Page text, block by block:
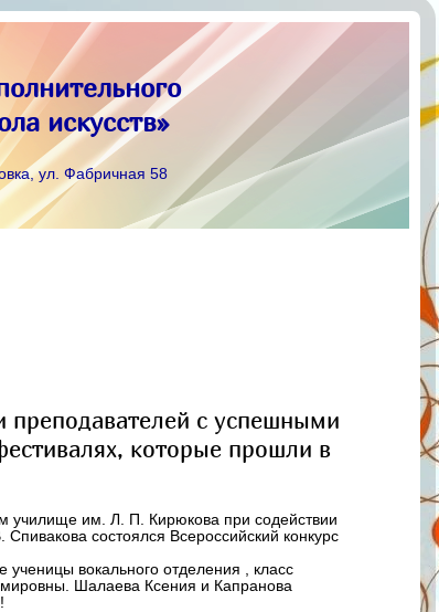
искусств»
ул. Фабричная 58
преподавателей с успешными
которые прошли в
училище им. Л. П. Кирюкова при содействии
состоялся Всероссийский конкурс
вокального отделения , класс
Шалаева Ксения и Капранова